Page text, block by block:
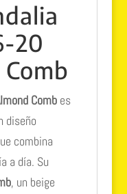
20
Combes
diseño
combina
a día. Su
, un beige